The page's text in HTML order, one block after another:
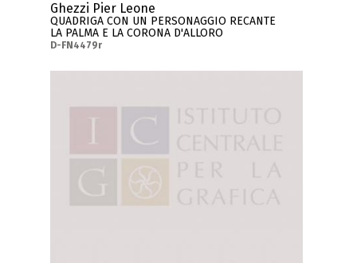
Ghezzi Pier Leone
QUADRIGA CON UN PERSONAGGIO RECANTE
LA PALMA E LA CORONA D'ALLORO
D-FN4479r